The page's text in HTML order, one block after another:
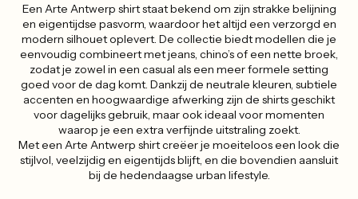
Een Arte Antwerp shirt staat bekend om zijn strakke belijning
en eigentijdse pasvorm, waardoor het altijd een verzorgd en
modern silhouet oplevert. De collectie biedt modellen die je
eenvoudig combineert met jeans, chino’s of een nette broek,
zodat je zowel in een casual als een meer formele setting
goed voor de dag komt. Dankzij de neutrale kleuren, subtiele
accenten en hoogwaardige afwerking zijn de shirts geschikt
voor dagelijks gebruik, maar ook ideaal voor momenten
waarop je een extra verfijnde uitstraling zoekt.
Met een Arte Antwerp shirt creëer je moeiteloos een look die
stijlvol, veelzijdig en eigentijds blijft, en die bovendien aansluit
bij de hedendaagse urban lifestyle.